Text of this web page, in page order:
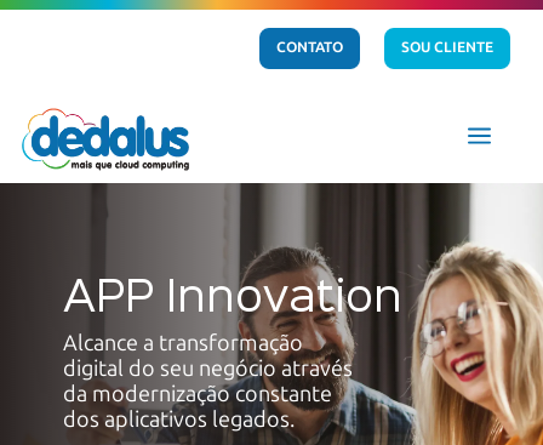
CONTATO SOU CLIENTE
a
APP Innovation
Alcance a transformação
digital do seu negócio através
da modernização constante
dos aplicativos legados.